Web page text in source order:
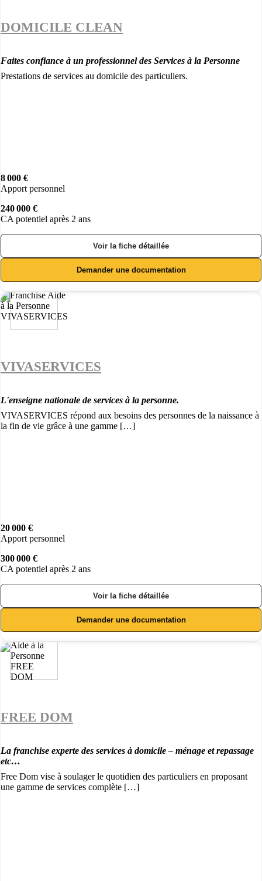
DOMICILE CLEAN
Faites confiance à un professionnel des Services à la Personne
Prestations de services au domicile des particuliers.
8 000 €
Apport personnel
240 000 €
CA potentiel après 2 ans
Voir la fiche détaillée
Demander une documentation
VIVASERVICES
L'enseigne nationale de services à la personne.
VIVASERVICES répond aux besoins des personnes de la naissance à
la fin de vie grâce à une gamme […]
20 000 €
Apport personnel
300 000 €
CA potentiel après 2 ans
Voir la fiche détaillée
Demander une documentation
FREE DOM
La franchise experte des services à domicile – ménage et repassage
etc…
Free Dom vise à soulager le quotidien des particuliers en proposant
une gamme de services complète […]